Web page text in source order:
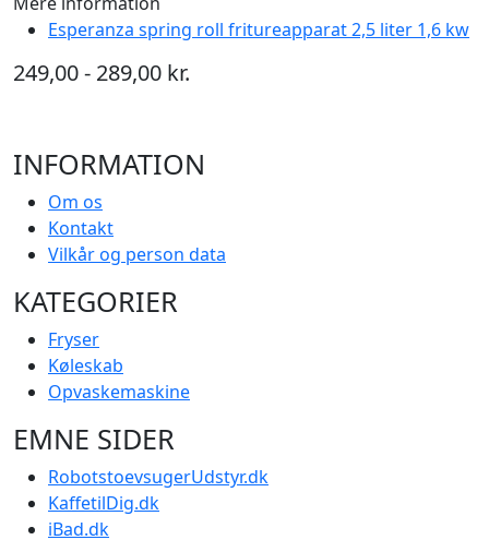
Esperanza spring roll fritureapparat 2,5 liter 1,6 kw
249,00 - 289,00 kr.
INFORMATION
Om os
Kontakt
Vilkår og person data
KATEGORIER
Fryser
Køleskab
Opvaskemaskine
EMNE SIDER
RobotstoevsugerUdstyr.dk
KaffetilDig.dk
iBad.dk